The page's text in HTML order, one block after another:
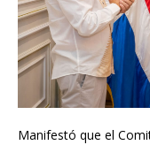
Manifestó que el